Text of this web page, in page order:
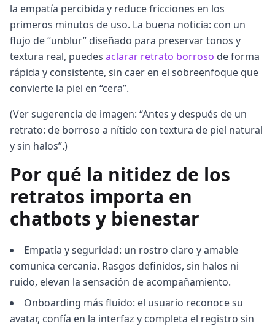
la empatía percibida y reduce fricciones en los
primeros minutos de uso. La buena noticia: con un
flujo de “unblur” diseñado para preservar tonos y
textura real, puedes aclarar retrato borroso de forma
rápida y consistente, sin caer en el sobreenfoque que
convierte la piel en “cera”.
(Ver sugerencia de imagen: “Antes y después de un
retrato: de borroso a nítido con textura de piel natural
y sin halos”.)
Por qué la nitidez de los
retratos importa en
chatbots y bienestar
Empatía y seguridad: un rostro claro y amable
comunica cercanía. Rasgos definidos, sin halos ni
ruido, elevan la sensación de acompañamiento.
Onboarding más fluido: el usuario reconoce su
avatar, confía en la interfaz y completa el registro sin